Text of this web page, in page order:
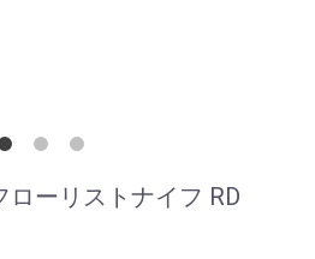
ーリストナイフ RD